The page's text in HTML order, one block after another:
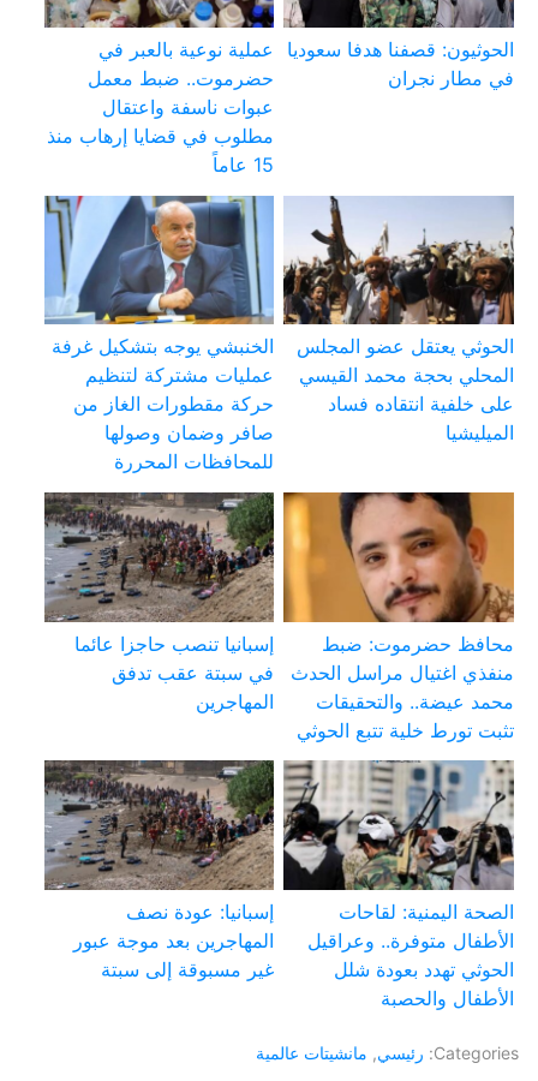
الحوثيون: قصفنا هدفا سعوديا
في مطار نجران
عملية نوعية بالعبر في
حضرموت.. ضبط معمل
عبوات ناسفة واعتقال
مطلوب في قضايا إرهاب منذ
15 عاماً
الحوثي يعتقل عضو المجلس
المحلي بحجة محمد القيسي
على خلفية انتقاده فساد
الميليشيا
الخنبشي يوجه بتشكيل غرفة
عمليات مشتركة لتنظيم
حركة مقطورات الغاز من
صافر وضمان وصولها
للمحافظات المحررة
محافظ حضرموت: ضبط
منفذي اغتيال مراسل الحدث
محمد عيضة.. والتحقيقات
تثبت تورط خلية تتبع الحوثي
إسبانيا تنصب حاجزا عائما
في سبتة عقب تدفق
المهاجرين
الصحة اليمنية: لقاحات
الأطفال متوفرة.. وعراقيل
الحوثي تهدد بعودة شلل
الأطفال والحصبة
إسبانيا: عودة نصف
المهاجرين بعد موجة عبور
غير مسبوقة إلى سبتة
Categories: رئيسي, مانشيتات عالمية